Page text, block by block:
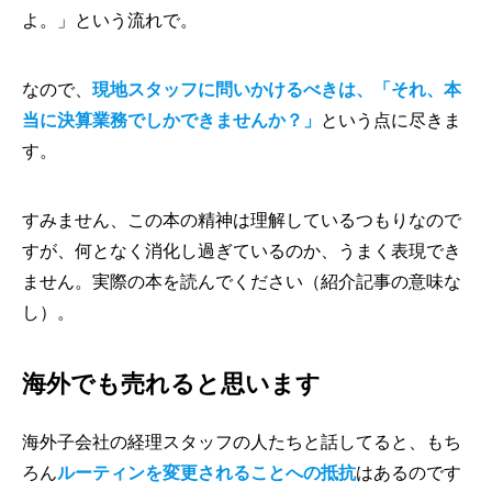
よ。」という流れで。
なので、 現地スタッフに問いかけるべきは、「それ、本
当に決算業務でしかできませんか？」 という点に尽きま
す。
すみません、この本の精神は理解しているつもりなので
すが、何となく 消化し過ぎているのか、うまく表現でき
ません。実際の本を読んでください（紹介記事の意味な
し）。
海外でも売れると思います
海外子会社の経理スタッフの人たちと話してると、もち
ろんルーティンを変更されることへの抵抗はあるのです